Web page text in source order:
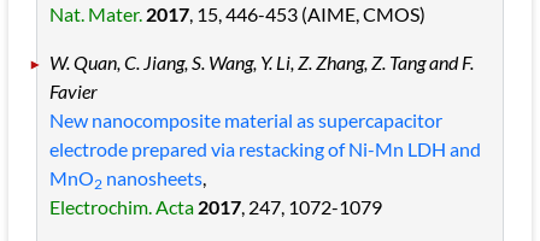
Nat. Mater.2017, 15, 446-453(AIME, CMOS)
W. Quan, C. Jiang, S. Wang, Y. Li, Z. Zhang, Z. Tang and F.
Favier
New nanocomposite material as supercapacitor
electrode prepared via restacking of Ni-Mn LDH and
MnO2nanosheets,
Electrochim. Acta2017, 247, 1072-1079